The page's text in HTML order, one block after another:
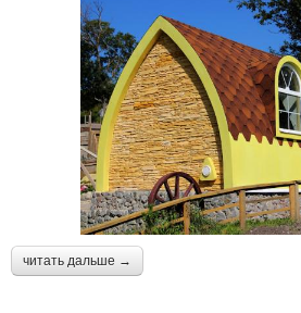
читать дальше →